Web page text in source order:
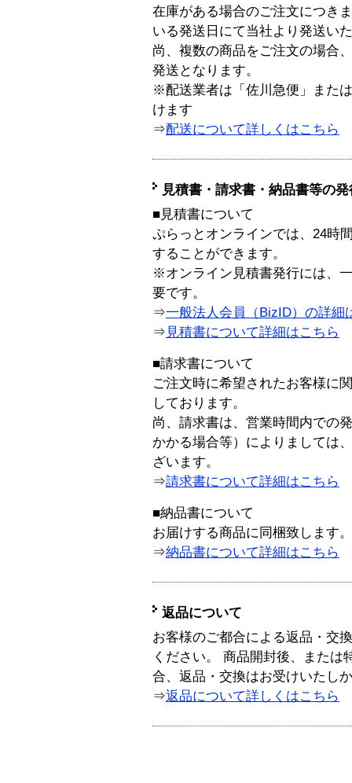
在庫がある場合のご注文につき
いる発送日にて当社より発送い
尚、複数の商品をご注文の場合
発送となります。
※配送業者は「佐川急便」また
けます
⇒配送について詳しくはこちら
見積書・請求書・納品書等の
■見積書について
ぷらっとオンラインでは、24時
することができます。
※オンライン見積書発行には、
要です。
⇒一般法人会員（BizID）の詳細
⇒ 見積書について詳細はこちら
■請求書について
ご注文時に希望されたお客様に
しております。
尚、請求書は、営業時間内での
かかる場合等）によりましては
ざいます。
⇒請求書について詳細はこちら
■納品書について
お届けする商品に同梱致します。
⇒納品書について詳細はこちら
返品について
お客様のご都合による返品・交
ください。 商品開封後、または
合、返品・交換はお受けいたし
⇒返品について詳しくはこちら